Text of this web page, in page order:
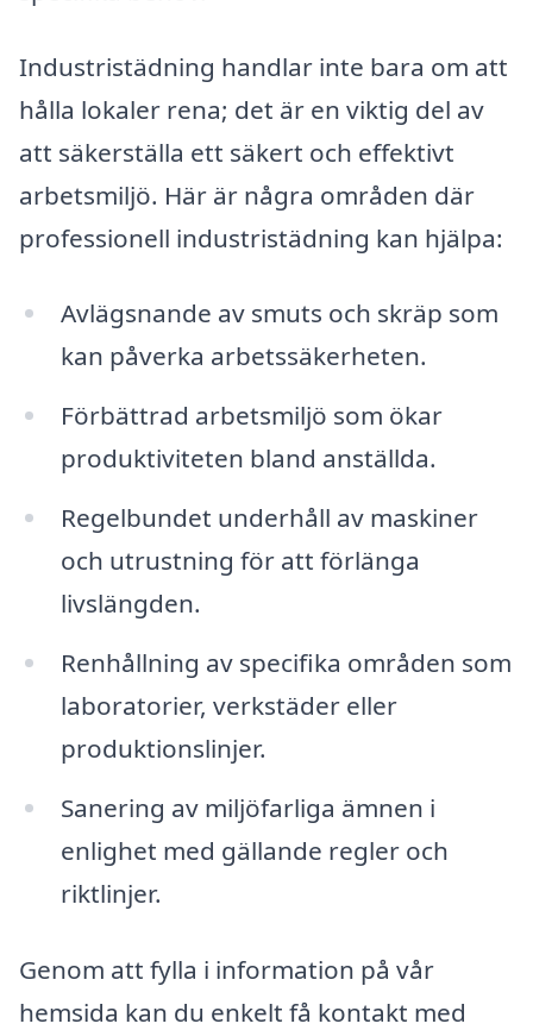
Industristädning handlar inte bara om att
hålla lokaler rena; det är en viktig del av
att säkerställa ett säkert och effektivt
arbetsmiljö. Här är några områden där
professionell industristädning kan hjälpa:
Avlägsnande av smuts och skräp som
kan påverka arbetssäkerheten.
Förbättrad arbetsmiljö som ökar
produktiviteten bland anställda.
Regelbundet underhåll av maskiner
och utrustning för att förlänga
livslängden.
Renhållning av specifika områden som
laboratorier, verkstäder eller
produktionslinjer.
Sanering av miljöfarliga ämnen i
enlighet med gällande regler och
riktlinjer.
Genom att fylla i information på vår
hemsida kan du enkelt få kontakt med